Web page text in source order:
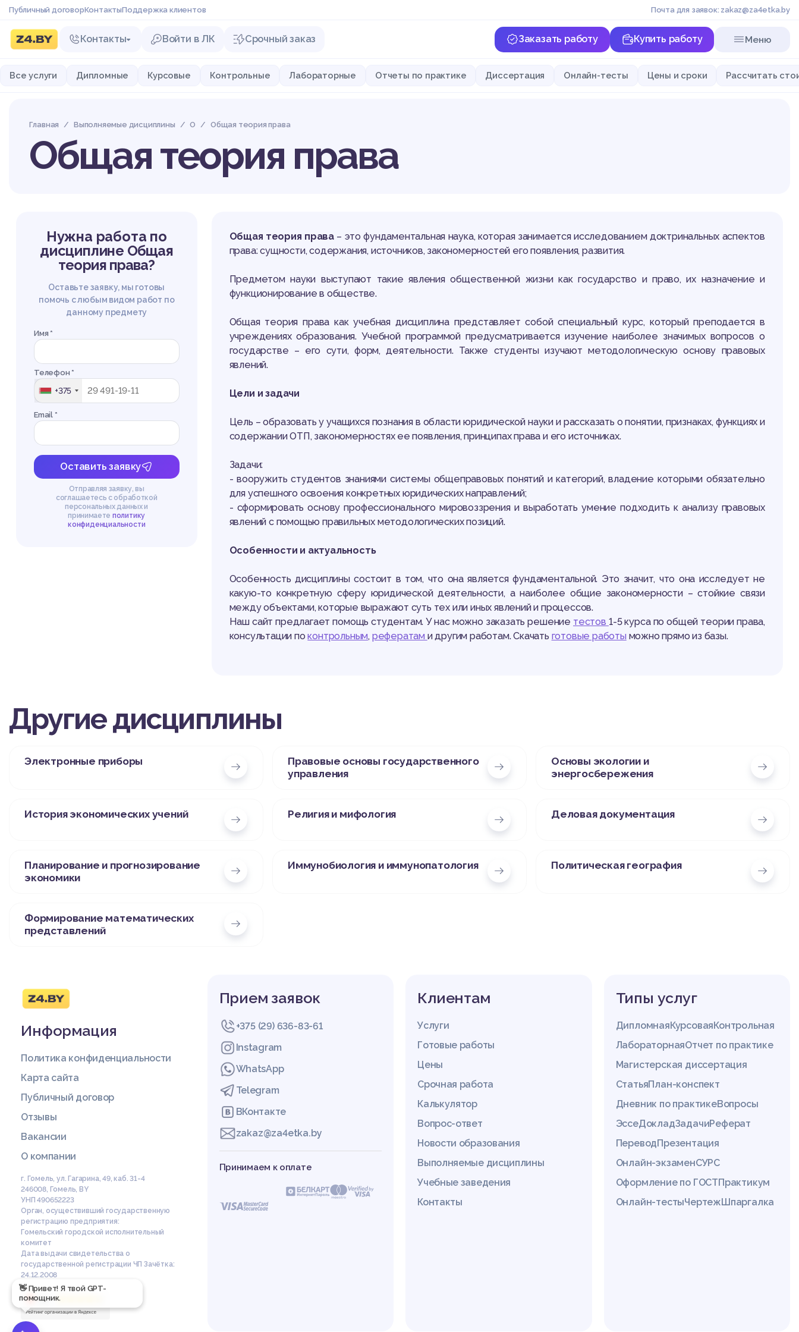
Публичный договорКонтактыПоддержка клиентов Почта для заявок: zakaz@za4etka.by
Контакты Войти в ЛК Срочный заказ Заказать работу Купить работу Меню
Все услуги Дипломные Курсовые Контрольные Лабораторные Отчеты по практике Диссертация Онлайн-тесты Цены и сроки Рассчитать
Главная Выполняемые дисциплины О Общая теория права
Общая теория права
Нужна работа по
дисциплине Общая
теория права?
Оставьте заявку, мы готовы
помочь с любым видом работ по
данному предмету
Имя *
Телефон *
+375
Email *
Оставить заявку
Отправляя заявку, вы
соглашаетесь с обработкой
персональных данных и
принимаете политику
конфиденциальности
Общая теория права – это фундаментальная наука, которая занимается исследованием доктринальных аспектов
права: сущности, содержания, источников, закономерностей его появления, развития.
Предметом науки выступают такие явления общественной жизни как государство и право, их назначение и
функционирование в обществе.
Общая теория права как учебная дисциплина представляет собой специальный курс, который преподается в
учреждениях образования. Учебной программой предусматривается изучение наиболее значимых вопросов о
государстве – его сути, форм, деятельности. Также студенты изучают методологическую основу правовых
явлений.
Цели и задачи
Цель – образовать у учащихся познания в области юридической науки и рассказать о понятии, признаках, функциях и
содержании ОТП, закономерностях ее появления, принципах права и его источниках.
Задачи:
- вооружить студентов знаниями системы общеправовых понятий и категорий, владение которыми обязательно
для успешного освоения конкретных юридических направлений;
- сформировать основу профессионального мировоззрения и выработать умение подходить к анализу правовых
явлений с помощью правильных методологических позиций.
Особенности и актуальность
Особенность дисциплины состоит в том, что она является фундаментальной. Это значит, что она исследует не
какую-то конкретную сферу юридической деятельности, а наиболее общие закономерности – стойкие связи
между объектами, которые выражают суть тех или иных явлений и процессов.
Наш сайт предлагает помощь студентам. У нас можно заказать решение тестов 1-5 курса по общей теории права,
консультации поконтрольным, рефератам и другим работам. Скачать готовые работы можно прямо из базы.
Другие дисциплины
Электронные приборы
Правовые основы государственного
управления
Основы экологии и
энергосбережения
История экономических учений Религия и мифология Деловая документация
Планирование и прогнозирование
экономики
Иммунобиология и иммунопатология Политическая география
Формирование математических
представлений
👋 Привет! Я твой GPT-
помощник.
Информация
Политика конфиденциальности
Карта сайта
Публичный договор
Отзывы
Вакансии
О компании
г. Гомель, ул. Гагарина, 49, каб. 31-4
246008, Гомель, BY
УНП 490652223
Орган, осуществивший государственную
регистрацию предприятия:
Гомельский городской исполнительный
комитет
Дата выдачи свидетельства о
государственной регистрации ЧП Зачётка:
24.12.2008
Прием заявок
+375 (29) 636-83-61
Instagram
WhatsApp
Telegram
ВКонтакте
zakaz@za4etka.by
Принимаем к оплате
Клиентам
Услуги
Готовые работы
Цены
Срочная работа
Калькулятор
Вопрос-ответ
Новости образования
Выполняемые дисциплины
Учебные заведения
Контакты
Типы услуг
ДипломнаяКурсоваяКонтрольная
ЛабораторнаяОтчет по практике
Магистерская диссертация
СтатьяПлан-конспект
Дневник по практикеВопросы
ЭссеДокладЗадачиРеферат
ПереводПрезентация
Онлайн-экзаменСУРС
Оформление по ГОСТПрактикум
Онлайн-тестыЧертежШпаргалка